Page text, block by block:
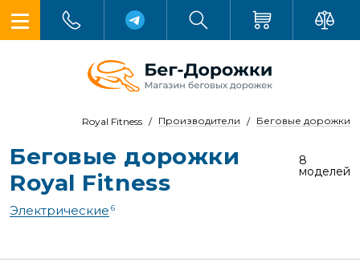
Беговые дорожки
Производители
Royal Fitness
Беговые дорожки
Royal Fitness
8
моделей
Электрические 6